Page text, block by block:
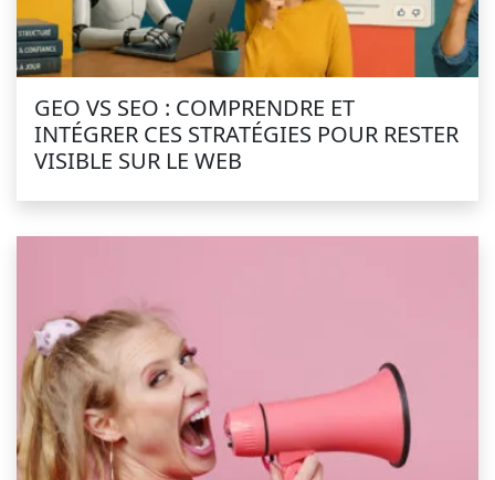
GEO VS SEO : COMPRENDRE ET
INTÉGRER CES STRATÉGIES POUR RESTER
VISIBLE SUR LE WEB